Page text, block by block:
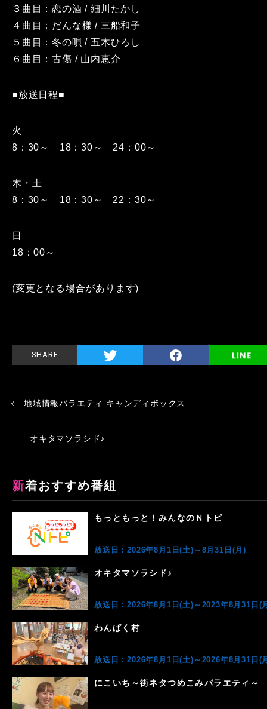
３曲目：恋の酒 / 細川たかし
４曲目：だんな様 / 三船和子
５曲目：冬の唄 / 五木ひろし
６曲目：古傷 / 山内恵介
■放送日程■
火
8：30～ 18：30～ 24：00～
木・土
8：30～ 18：30～ 22：30～
日
18：00～
(変更となる場合があります)
SHARE
地域情報バラエティ キャンディボックス
オキタマソラシド♪
新着おすすめ番組
もっともっと！みんなのＮトピ
放送日：2026年8月1日(土)～8月31日(月)
オキタマソラシド♪
放送日：2026年8月1日(土)～2023年8月31日(
わんぱく村
放送日：2026年8月1日(土)～2026年8月31日(
にこいち～街ネタつめこみバラエティ～